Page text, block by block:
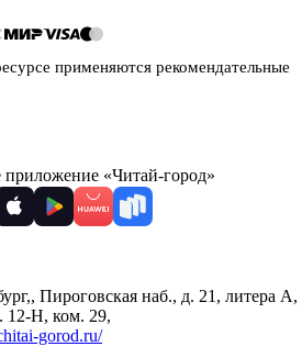
применяются рекомендательные
приложение «Читай-город»
, Пироговская наб., д. 21, литера А,
12-Н, ком. 29,
gorod.ru/